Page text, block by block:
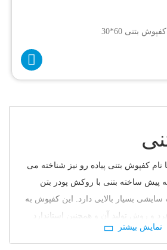
کفپوش بتنی 60*30
کفپوش بتنی پیاده رو نیز شناخته می
ساخته بتنی با روکش پودر بتن
بسیار بالایی دارد. این کفپوش به
و روش تولید آن و همچنین استاندارد
ترین نوع کفپوش برای محیط هایی